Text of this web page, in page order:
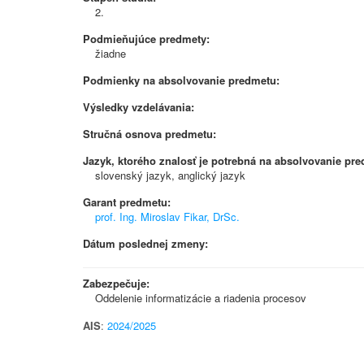
2.
Podmieňujúce predmety:
žiadne
Podmienky na absolvovanie predmetu:
Výsledky vzdelávania:
Stručná osnova predmetu:
Jazyk, ktorého znalosť je potrebná na absolvovanie
slovenský jazyk, anglický jazyk
Garant predmetu:
prof. Ing. Miroslav Fikar, DrSc.
Dátum poslednej zmeny:
Zabezpečuje:
Oddelenie informatizácie a riadenia procesov
AIS: 2024/2025